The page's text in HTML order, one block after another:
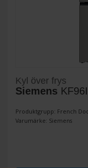
Kyl över frys
Siemens
Produktgrupp: French
Varumärke: Siemens